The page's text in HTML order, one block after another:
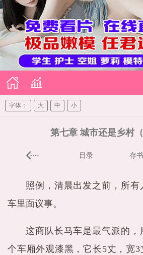
字体： 大 中 小
第七章 城市还是乡村（
目录 存
照例，清晨出发之前，所有
车里面议事。
这商队长马车是最气派的，
个车厢外观漆黑，它长5丈，宽